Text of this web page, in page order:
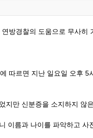
방경찰의 도움으로 무사히
따르면 지난 일요일 오후
지만 신분증을 소지하지 않
이름과 나이를 파악하고